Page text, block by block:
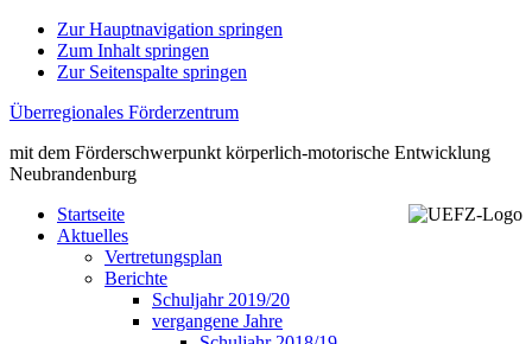
Zur Hauptnavigation springen
Zum Inhalt springen
Zur Seitenspalte springen
Überregionales Förderzentrum
mit dem Förderschwerpunkt körperlich-motorische Entwicklung
Neubrandenburg
Startseite
Aktuelles
Vertretungsplan
Berichte
Schuljahr 2019/20
vergangene Jahre